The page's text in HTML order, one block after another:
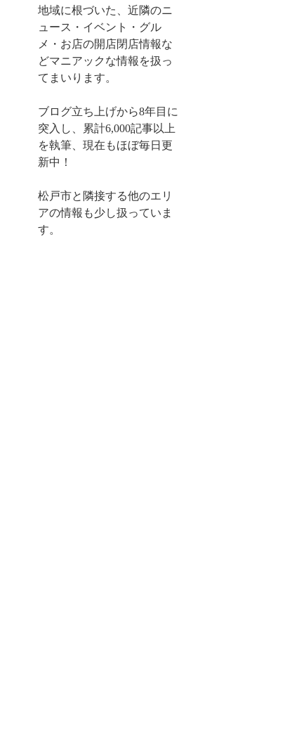
地域に根づいた、近隣のニ
ュース・イベント・グル
メ・お店の開店閉店情報な
どマニアックな情報を扱っ
てまいります。
ブログ立ち上げから8年目に
突入し、累計6,000記事以上
を執筆、現在もほぼ毎日更
新中！
松戸市と隣接する他のエリ
アの情報も少し扱っていま
す。